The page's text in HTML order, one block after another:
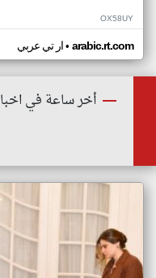
OX58UY
ار تي عربي• arabic.rt.com
أخر ساعة في